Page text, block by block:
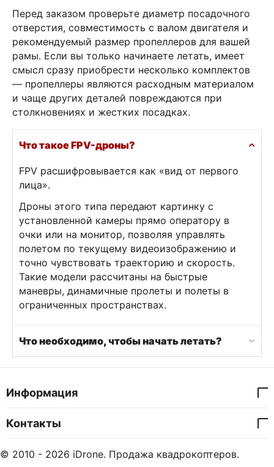
Перед заказом проверьте диаметр посадочного
отверстия, совместимость с валом двигателя и
рекомендуемый размер пропеллеров для вашей
рамы. Если вы только начинаете летать, имеет
смысл сразу приобрести несколько комплектов
— пропеллеры являются расходным материалом
и чаще других деталей повреждаются при
столкновениях и жестких посадках.
Что такое FPV-дроны?
FPV расшифровывается как «вид от первого
лица».
Дроны этого типа передают картинку с
установленной камеры прямо оператору в
очки или на монитор, позволяя управлять
полетом по текущему видеоизображению и
точно чувствовать траекторию и скорость.
Такие модели рассчитаны на быстрые
маневры, динамичные пролеты и полеты в
ограниченных пространствах.
Что необходимо, чтобы начать летать?
Информация
Контакты
© 2010 - 2026 iDrone. Продажа квадрокоптеров.